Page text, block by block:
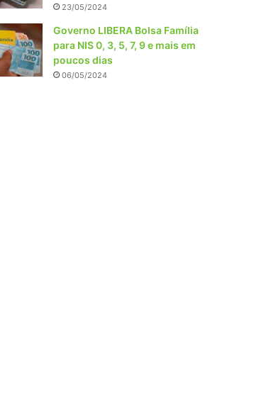
23/05/2024
Governo LIBERA Bolsa Família
para NIS 0, 3, 5, 7, 9 e mais em
poucos dias
06/05/2024